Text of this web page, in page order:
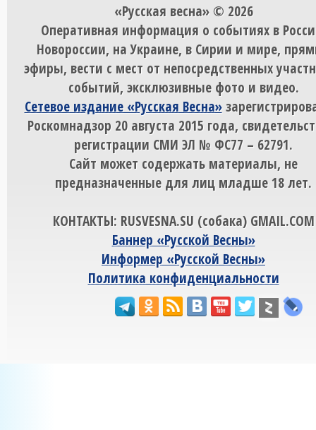
«Русская весна» © 2026
Оперативная информация о событиях в
Новороссии, на Украине, в Сирии и мире,
эфиры, вести с мест от непосредственных
событий, эксклюзивные фото и видео.
Сетевое издание «Русская Весна»
Роскомнадзор 20 августа 2015 года,
регистрации СМИ ЭЛ № ФС77 – 62791.
Сайт может содержать материалы, не
предназначенные для лиц младше 18 лет.
КОНТАКТЫ: RUSVESNA.SU (собака) GMAIL.COM
Баннер «Русской Весны»
Информер «Русской Весны»
Политика конфиденциальности